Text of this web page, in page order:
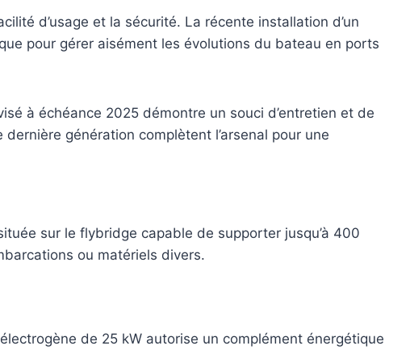
d’usage et la sécurité. La récente installation d’un
pour gérer aisément les évolutions du bateau en ports
à échéance 2025 démontre un souci d’entretien et de
génération complètent l’arsenal pour une
sur le flybridge capable de supporter jusqu’à 400
ou matériels divers.
de 25 kW autorise un complément énergétique